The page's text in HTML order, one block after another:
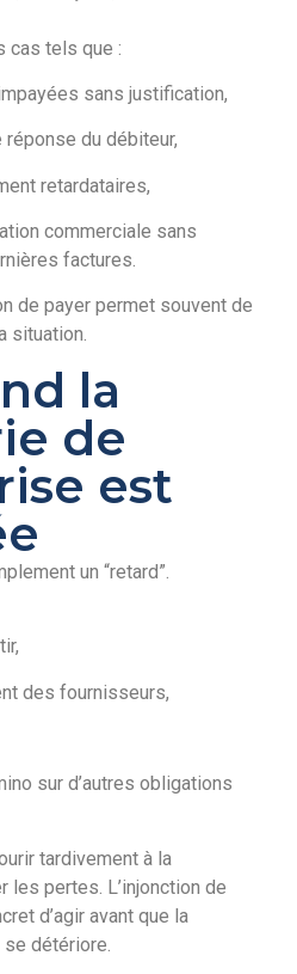
cas tels que :
sans justification,
du débiteur,
retardataires,
commerciale sans
factures.
de payer permet souvent de
situation.
la
de
est
un “retard”.
des fournisseurs,
sur d’autres obligations
tardivement à la
les pertes. L’injonction de
d’agir avant que la
détériore.